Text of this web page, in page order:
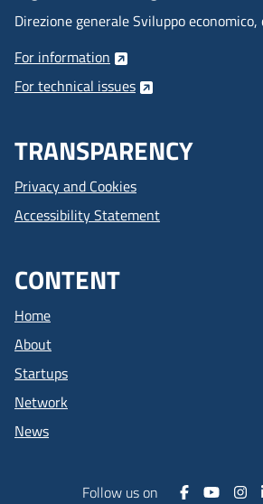
Direzione generale Sviluppo
For information
For technical issues
TRANSPARENCY
Privacy and Cookies
Accessibility Statement
CONTENT
Home
About
Startups
Network
News
Follow us on